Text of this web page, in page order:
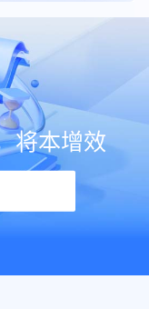
将本增效